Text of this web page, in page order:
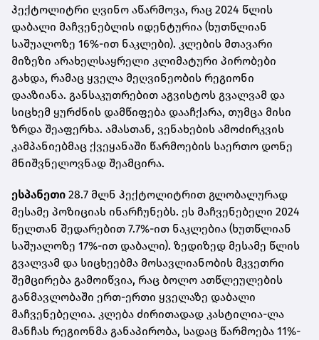
ჰექტოლიტრი ღვინო აწარმოვა, რაც 2024 წლის
დაბალი მაჩვენებლის იდენტურია (ხუთწლიან
საშუალოზე 16%-ით ნაკლები). კლების მთავარი
მიზეზი არახელსაყრელი კლიმატური პირობები
გახდა, რამაც ყველა მეღვინეობის რეგიონი
დააზიანა. განსაკუთრებით აგვისტოს გვალვამ და
სიცხემ ყურძნის დამწიფება დააჩქარა, თუმცა მისი
ზრდა შეაფერხა. ამასთან, ვენახების ამოძირკვის
კამპანიებმაც ქვეყანაში წარმოების საერთო დონე
მნიშვნელოვნად შეამცირა.
ესპანეთი 28.7 მლნ ჰექტოლიტრით გლობალურად
მესამე პოზიციას ინარჩუნებს. ეს მაჩვენებელი 2024
წელთან შედარებით 7.7%-ით ნაკლებია (ხუთწლიან
საშუალოზე 17%-ით დაბალი). ზედიზედ მესამე წლის
გვალვამ და სიცხეებმა მოსავლიანობის მკვეთრი
შემცირება გამოიწვია, რაც ბოლო ათწლეულების
განმავლობაში ერთ-ერთი ყველაზე დაბალი
მაჩვენებელია. კლება ძირითადად კასტილია-ლა
მანჩას რეგიონმა განაპირობა, სადაც წარმოება 11%-